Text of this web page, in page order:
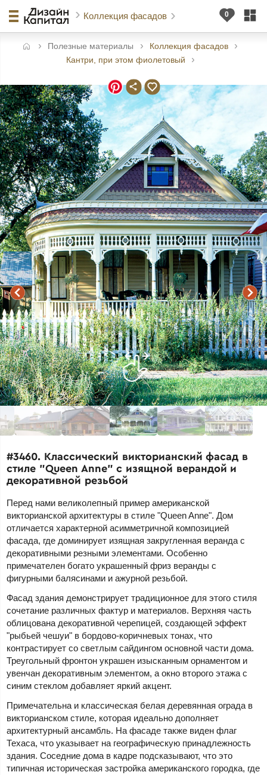
Коллекция фасадов
Полезные материалы
Коллекция фасадов
Кантри, при этом фиолетовый
#3460. Классический викторианский фасад в
стиле "Queen Anne" с изящной верандой и
декоративной резьбой
Перед нами великолепный пример американской
викторианской архитектуры в стиле "Queen Anne". Дом
отличается характерной асимметричной композицией
фасада, где доминирует изящная закругленная веранда с
декоративными резными элементами. Особенно
примечателен богато украшенный фриз веранды с
фигурными балясинами и ажурной резьбой.
Фасад здания демонстрирует традиционное для этого стиля
сочетание различных фактур и материалов. Верхняя часть
облицована декоративной черепицей, создающей эффект
"рыбьей чешуи" в бордово-коричневых тонах, что
контрастирует со светлым сайдингом основной части дома.
Треугольный фронтон украшен изысканным орнаментом и
увенчан декоративным элементом, а окно второго этажа с
синим стеклом добавляет яркий акцент.
Примечательна и классическая белая деревянная ограда в
викторианском стиле, которая идеально дополняет
архитектурный ансамбль. На фасаде также виден флаг
Техаса, что указывает на географическую принадлежность
здания. Соседние дома в кадре подсказывают, что это
типичная историческая застройка американского городка, где